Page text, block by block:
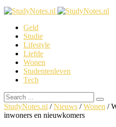
Geld
Studie
Lifestyle
Liefde
Wonen
Studentenleven
Tech
StudyNotes.nl /Nieuws /Wonen /
inwoners en nieuwkomers